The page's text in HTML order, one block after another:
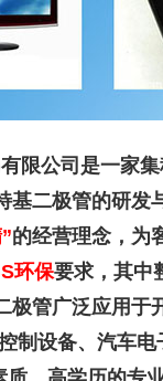
限公司是一家
基二极管的研发
的经营理念，为
环保要求，其中
极管广泛应用
制设备、汽车